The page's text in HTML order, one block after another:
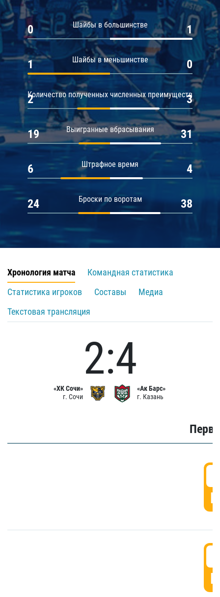
Шайбы в большинстве
0 1
Шайбы в меньшинстве
1 0
Количество полученных численных преимуществ
2 3
Выигранные вбрасывания
19 31
Штрафное время
6 4
Броски по воротам
24 38
Хронология матча
Командная статистика
Статистика игроков
Составы
Медиа
Текстовая трансляция
«ХК Сочи»
г. Сочи
2:4
«Ак Барс»
г. Казань